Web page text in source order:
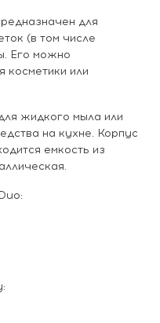
для
(в том числе
Его можно
косметики или
жидкого мыла или
на кухне. Корпус
емкость из